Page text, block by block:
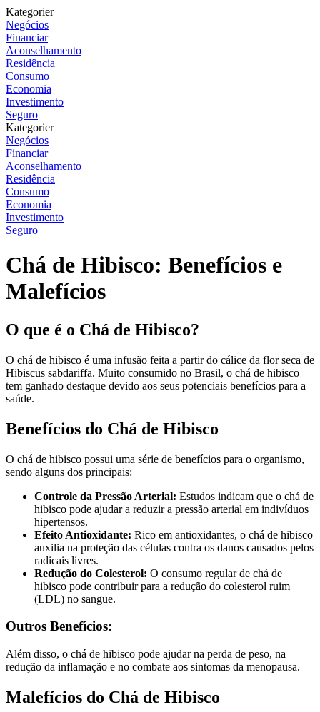
Kategorier
Negócios
Financiar
Aconselhamento
Residência
Consumo
Economia
Investimento
Seguro
Kategorier
Negócios
Financiar
Aconselhamento
Residência
Consumo
Economia
Investimento
Seguro
Chá de Hibisco: Benefícios e
Malefícios
O que é o Chá de Hibisco?
O chá de hibisco é uma infusão feita a partir do cálice da flor seca de
Hibiscus sabdariffa. Muito consumido no Brasil, o chá de hibisco
tem ganhado destaque devido aos seus potenciais benefícios para a
saúde.
Benefícios do Chá de Hibisco
O chá de hibisco possui uma série de benefícios para o organismo,
sendo alguns dos principais:
Controle da Pressão Arterial: Estudos indicam que o chá de
hibisco pode ajudar a reduzir a pressão arterial em indivíduos
hipertensos.
Efeito Antioxidante: Rico em antioxidantes, o chá de hibisco
auxilia na proteção das células contra os danos causados pelos
radicais livres.
Redução do Colesterol: O consumo regular de chá de
hibisco pode contribuir para a redução do colesterol ruim
(LDL) no sangue.
Outros Benefícios:
Além disso, o chá de hibisco pode ajudar na perda de peso, na
redução da inflamação e no combate aos sintomas da menopausa.
Malefícios do Chá de Hibisco